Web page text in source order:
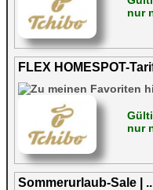
nur
FLEX HOMESPOT-
nur
Sommerurlaub-Sale | ..